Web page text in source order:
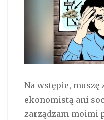
Na wstępie, muszę
ekonomistą ani
zarządzam moimi